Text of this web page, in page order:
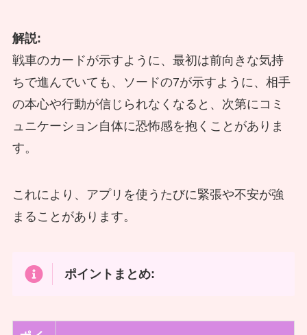
解説:
戦車のカードが示すように、最初は前向きな気持
ちで進んでいても、ソードの7が示すように、相手
の本心や行動が信じられなくなると、次第にコミ
ュニケーション自体に恐怖感を抱くことがありま
す。
これにより、アプリを使うたびに緊張や不安が強
まることがあります。
ポイントまとめ: